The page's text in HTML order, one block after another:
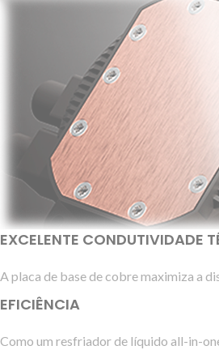
EXCELENTE CONDUTIVIDADE
A placa de base de cobre maximiza a
EFICIÊNCIA
Como um resfriador de líquido all-in-